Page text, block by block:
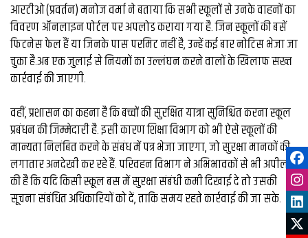
आरटीओ (प्रवर्तन) मनोज वर्मा ने बताया कि सभी स्कूलों से उनके वाहनों का
विवरण ऑनलाइन पोर्टल पर अपलोड कराया गया है. जिन स्कूलों की बसें
फिटनेस फेल हैं या जिनके पास परमिट नहीं है, उन्हें कई बार नोटिस भेजा जा
चुका है.अब एक जुलाई से नियमों का उल्लंघन करने वालों के खिलाफ सख्त
कार्रवाई की जाएगी.
वहीं, प्रशासन का कहना है कि बच्चों की सुरक्षित यात्रा सुनिश्चित करना स्कूल
प्रबंधन की जिम्मेदारी है. इसी कारण शिक्षा विभाग को भी ऐसे स्कूलों की
मान्यता निलंबित करने के संबंध में पत्र भेजा जाएगा, जो सुरक्षा मानकों की
लगातार अनदेखी कर रहे हैं. परिवहन विभाग ने अभिभावकों से भी अपील
की है कि यदि किसी स्कूल बस में सुरक्षा संबंधी कमी दिखाई दे तो उसकी
सूचना संबंधित अधिकारियों को दें, ताकि समय रहते कार्रवाई की जा सके.